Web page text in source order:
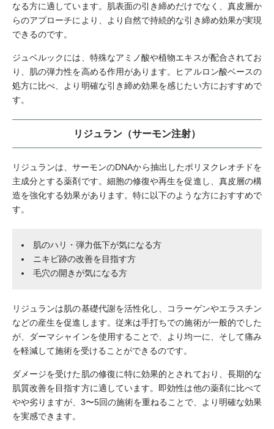
なる方に適しています。肌表面の引き締めだけでなく、真皮層か
らのアプローチにより、より自然で持続的な引き締め効果が実現
できるのです。
ジュベルックには、特殊なアミノ酸や植物エキスが配合されてお
り、肌の弾力性を高める作用があります。ヒアルロン酸ベースの
処方に比べ、より明確な引き締め効果を感じたい方におすすめで
す。
リジュラン（サーモン注射）
リジュランは、サーモンのDNAから抽出したポリヌクレオチドを
主成分とする薬剤です。細胞の修復や再生を促進し、真皮層の構
造を強化する効果があります。特に以下のような方におすすめで
す。
肌のハリ・弾力低下が気になる方
ニキビ跡の改善を目指す方
毛穴の開きが気になる方
リジュランは肌の基礎代謝を活性化し、コラーゲンやエラスチン
などの産生を促進します。従来は手打ちでの施術が一般的でした
が、ダーマシャインを使用することで、より均一に、そして痛み
を軽減して施術を受けることができるのです。
ダメージを受けた肌の修復に特に効果的とされており、長期的な
肌質改善を目指す方に適しています。即効性は他の薬剤に比べて
やや劣りますが、3〜5回の施術を重ねることで、より明確な効果
を実感できます。